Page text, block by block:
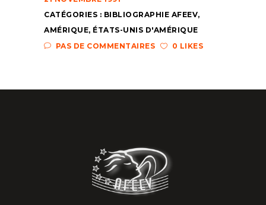
CATÉGORIES : BIBLIOGRAPHIE AFEEV,
AMÉRIQUE, ÉTATS-UNIS D'AMÉRIQUE
PAS DE COMMENTAIRES
0 LIKES